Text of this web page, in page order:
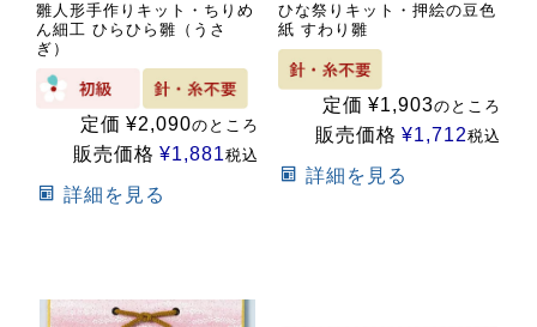
雛人形手作りキット・ちりめ
ん細工 ひらひら雛（うさ
ぎ）
定価 ¥2,090のところ
販売価格 ¥1,881税込
詳細を見る
ひな祭りキット・押絵の豆色
紙 すわり雛
定価 ¥1,903のところ
販売価格 ¥1,712税込
詳細を見る